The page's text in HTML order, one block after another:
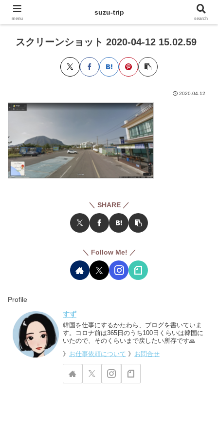
スクリーンショット 2020-04-12 15.02.59
2020.04.12
＼ SHARE ／
＼ Follow Me! ／
Profile
すず
韓国を仕事にするかたわら、ブログを書いていま
す。コロナ前は365日のうち100日くらいは韓国に
いたので、そのくらいまで戻したい所存です🙏
》 お仕事依頼について 》 お問合せ
menu
suzu-trip
search